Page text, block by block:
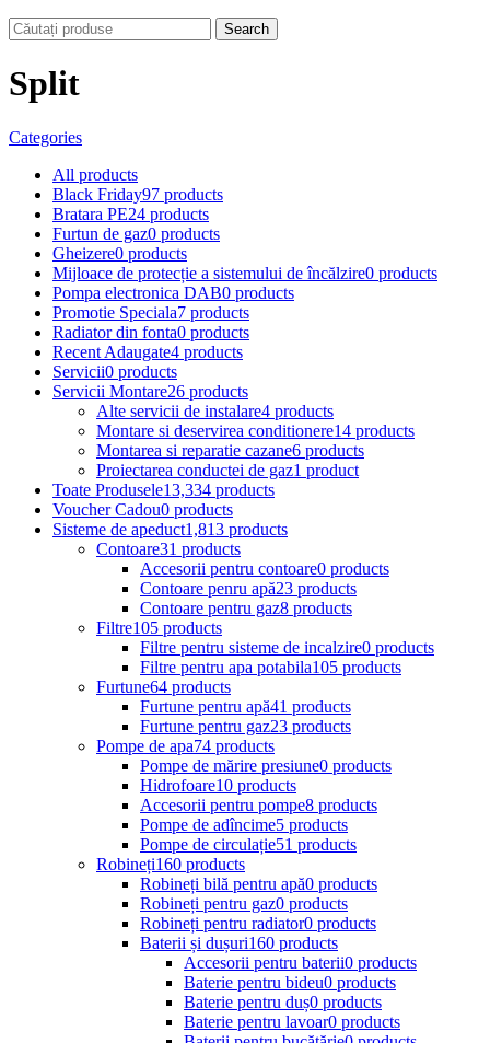
Search
Split
Categories
All products
Black Friday97 products
Bratara PE24 products
Furtun de gaz0 products
Gheizere0 products
Mijloace de protecție a sistemului de încălzire0 products
Pompa electronica DAB0 products
Promotie Speciala7 products
Radiator din fonta0 products
Recent Adaugate4 products
Servicii0 products
Servicii Montare26 products
Alte servicii de instalare4 products
Montare si deservirea conditionere14 products
Montarea si reparatie cazane6 products
Proiectarea conductei de gaz1 product
Toate Produsele13,334 products
Voucher Cadou0 products
Sisteme de apeduct1,813 products
Contoare31 products
Accesorii pentru contoare0 products
Contoare penru apă23 products
Contoare pentru gaz8 products
Filtre105 products
Filtre pentru sisteme de incalzire0 products
Filtre pentru apa potabila105 products
Furtune64 products
Furtune pentru apă41 products
Furtune pentru gaz23 products
Pompe de apa74 products
Pompe de mărire presiune0 products
Hidrofoare10 products
Accesorii pentru pompe8 products
Pompe de adîncime5 products
Pompe de circulație51 products
Robineți160 products
Robineți bilă pentru apă0 products
Robineți pentru gaz0 products
Robineți pentru radiator0 products
Baterii și dușuri160 products
Accesorii pentru baterii0 products
Baterie pentru bideu0 products
Baterie pentru duș0 products
Baterie pentru lavoar0 products